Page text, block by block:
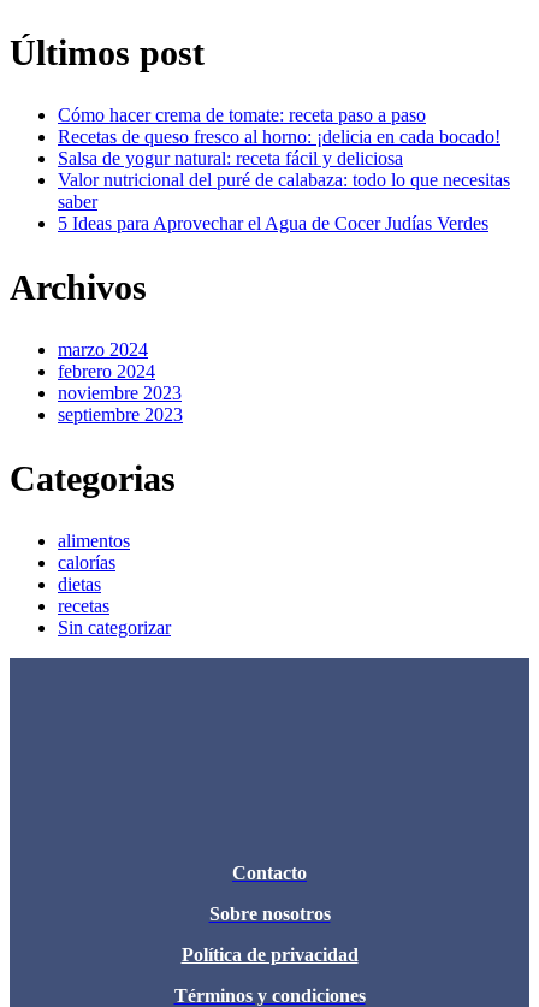
Últimos post
Cómo hacer crema de tomate: receta paso a paso
Recetas de queso fresco al horno: ¡delicia en cada bocado!
Salsa de yogur natural: receta fácil y deliciosa
Valor nutricional del puré de calabaza: todo lo que necesitas
saber
5 Ideas para Aprovechar el Agua de Cocer Judías Verdes
Archivos
marzo 2024
febrero 2024
noviembre 2023
septiembre 2023
Categorias
alimentos
calorías
dietas
recetas
Sin categorizar
Contacto
Sobre nosotros
Política de privacidad
Términos y condiciones